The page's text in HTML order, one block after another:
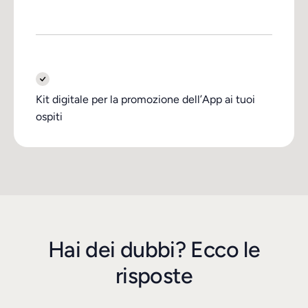
Kit digitale per la promozione dell’App ai tuoi
ospiti
Hai dei dubbi? Ecco le
risposte